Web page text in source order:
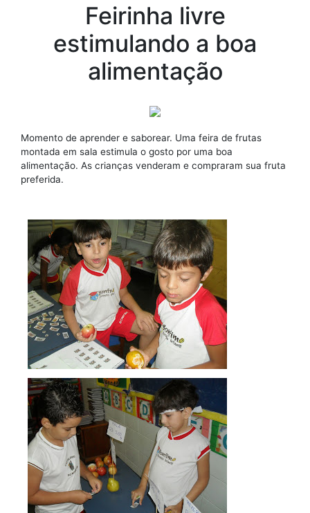
Feirinha livre
estimulando a boa
alimentação
Momento de aprender e saborear. Uma feira de frutas
montada em sala estimula o gosto por uma boa
alimentação. As crianças venderam e compraram sua fruta
preferida.